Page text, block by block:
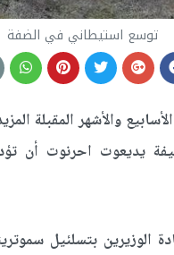
توسع استيطاني في الضفة
والأشهر المقبلة
يديعوت احرنوت أن
الوزيرين بتسلئيل